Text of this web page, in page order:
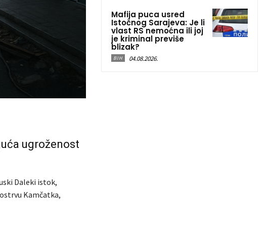
ugroženost
Daleki istok,
Kamčatka,
Mafija puca usred
Istočnog Sarajeva: Je li
vlast RS nemoćna ili joj
je kriminal previše
blizak?
BIH 04.08.2026.